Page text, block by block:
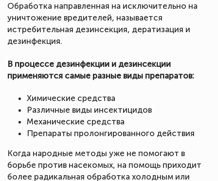
Обработка направленная на исключительно на
уничтожение вредителей, называется
истребительная дезинсекция, дератизация и
дезинфекция.
В процессе дезинфекции и дезинсекции
применяются самые разные виды препаратов:
Химические средства
Различные виды инсектицидов
Механические средства
Препараты пролонгированного действия
Когда народные методы уже не помогают в
борьбе против насекомых, на помощь приходит
более радикальная обработка холодным или